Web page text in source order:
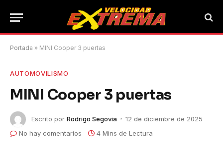
Portada » MINI Cooper 3 puertas
AUTOMOVILISMO
MINI Cooper 3 puertas
Escrito por Rodrigo Segovia
12 de diciembre de 2025
No hay comentarios
4 Mins de Lectura